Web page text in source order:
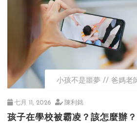
小孩不是噩夢 爸媽老
七月 11, 2026 陳利銘
孩子在學校被霸凌？該怎麼辦